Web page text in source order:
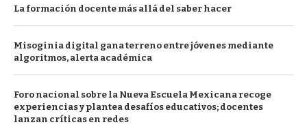
La formación docente más allá del saber hacer
Misoginia digital gana terreno entre jóvenes mediante
algoritmos, alerta académica
Foro nacional sobre la Nueva Escuela Mexicana recoge
experiencias y plantea desafíos educativos; docentes
lanzan críticas en redes